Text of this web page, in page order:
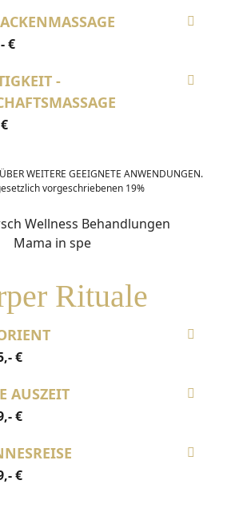
€
-
WEITERE GEEIGNETE ANWENDUNGEN.
vorgeschriebenen 19%
Rituale
€
AUSZEIT
€
€